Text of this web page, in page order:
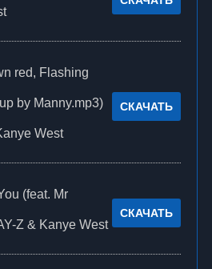
red, Flashing
by Manny.mp3)
West
СКАЧАТЬ
(feat. Mr
Z & Kanye West
СКАЧАТЬ